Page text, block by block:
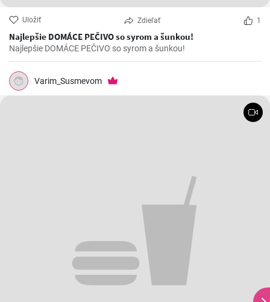
Uložiť Zdieľať 1
Najlepšie DOMÁCE PEČIVO so syrom a šunkou!
Najlepšie DOMÁCE PEČIVO so syrom a šunkou!
Varim_Susmevom